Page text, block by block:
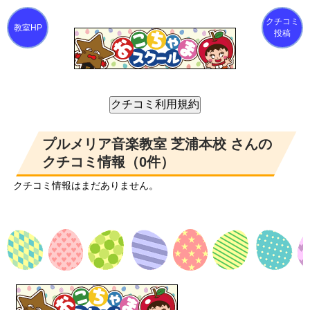
クチコミ
投稿
プルメリア音楽教室 芝浦本校 さんの
クチコミ情報（0件）
クチコミ情報はまだありません。